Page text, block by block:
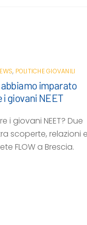
, POLITICHE GIOVANILI
imparato
giovani NEET
i giovani NEET? Due
scoperte, relazioni
FLOW a Brescia.